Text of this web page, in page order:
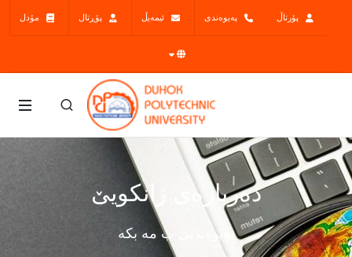
پۆرتاڵ پەیوەندی ئیمەیڵ پۆڕتال مۆدل
ده‌رباره‌ی زانكویێ
پەیوەندیێ ب مە بکە